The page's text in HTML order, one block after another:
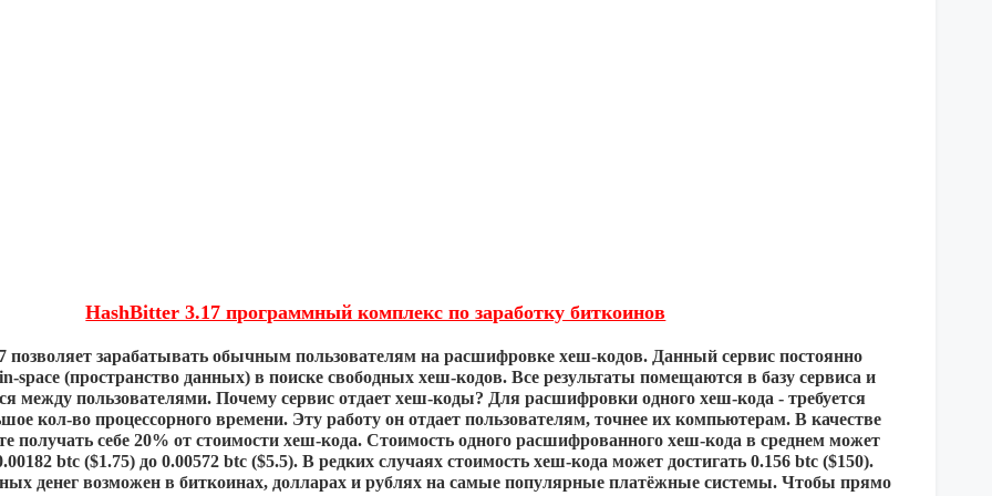
HashBitter 3.17 программный комплекс по заработку биткоинов
позволяет зарабатывать обычным пользователям на расшифровке хеш-кодов. Данный сервис постоянно
space (пространство данных) в поиске свободных хеш-кодов. Все результаты помещаются в базу сервиса и
между пользователями. Почему сервис отдает хеш-коды? Для расшифровки одного хеш-кода - требуется
кол-во процессорного времени. Эту работу он отдает пользователям, точнее их компьютерам. В качестве
получать себе 20% от стоимости хеш-кода. Стоимость одного расшифрованного хеш-кода в среднем может
btc ($1.75) до 0.00572 btc ($5.5). В редких случаях стоимость хеш-кода может достигать 0.156 btc ($150).
денег возможен в биткоинах, долларах и рублях на самые популярные платёжные системы. Чтобы прямо